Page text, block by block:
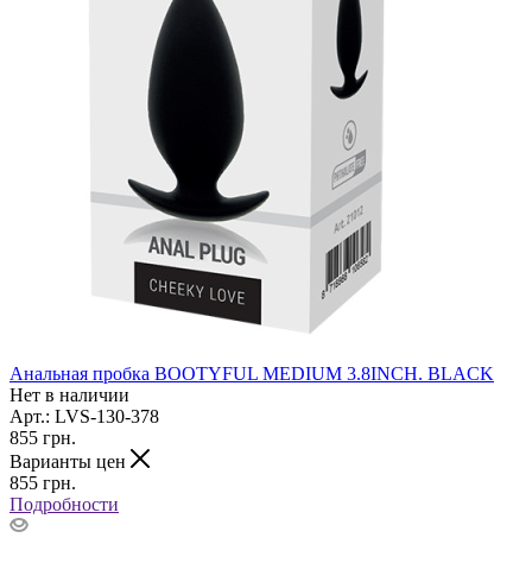
Анальная пробка BOOTYFUL MEDIUM 3.8INCH. BLACK
Нет в наличии
Арт.: LVS-130-378
855 грн.
Варианты цен
855 грн.
Подробности